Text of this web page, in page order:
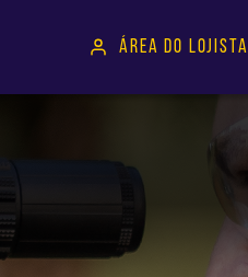
ÁREA DO LOJISTA